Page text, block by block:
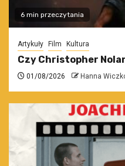
6 min przeczytania
Artykuły Film Kultura
Czy Christopher
01/08/2026 Hanna